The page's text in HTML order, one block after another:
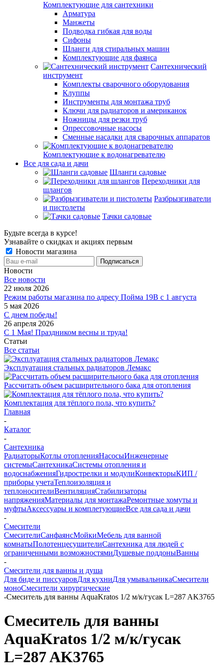
Комплектующие для сантехники
Арматура
Манжеты
Подводка гибкая для воды
Сифоны
Шланги для стиральных машин
Комплектующие для фаянса
Сантехнический
инструмент
Комплекты сварочного оборудования
Клуппы
Инструменты для монтажа труб
Ключи для радиаторов и американок
Ножницы для резки труб
Опрессовочные насосы
Сменные насадки для сварочных аппаратов
Комплектующие к водонагревателю
Все для сада и дачи
Шланги садовые
Переходники для
шлангов
Разбрызгиватели
и пистолеты
Тачки садовые
Будьте всегда в курсе!
Узнавайте о скидках и акциях первым
Новости магазина
Новости
Все новости
22 июля 2026
Режим работы магазина по адресу Пойма 19В с 1 августа
5 мая 2026
С днем победы!
26 апреля 2026
С 1 Мая! Праздником весны и труда!
Статьи
Все статьи
Эксплуатация стальных радиаторов Лемакс
Рассчитать объем расширительного бака для отопления
Комплектация для тёплого пола, что купить?
Главная
-
Каталог
-
Сантехника
РадиаторыКотлы отопленияНасосыИнженерные
системыСантехникаСистемы отопления и
водоснабженияГидрострелки и модулиКонвекторыКИП /
приборы учетаТеплоизоляция и
теплоносителиВентиляцияСтабилизаторы
напряженияМатериалы для монтажаРемонтные хомуты и
муфтыАксессуары и комплетующиеВсе для сада и дачи
-
Смесители
СмесителиСанфаянсМойкиМебель для ванной
комнатыПолотенцесушителиСантехника для людей с
ограниченными возможностямиДушевые поддоныВанны
-
Смесители для ванны и душа
Для биде и писсуаровДля кухниДля умывальникаСмесители
моноСмесители хирургические
-Смеситель для ванны AquaKratos 1/2 м/к/гусак L=287 AK3765
Смеситель для ванны
AquaKratos 1/2 м/к/гусак
L=287 AK3765